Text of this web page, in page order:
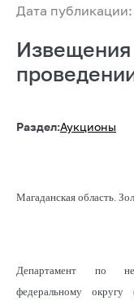
Дата
Раздел:Аукционы
Магаданская область.
Департамент по
федеральному округу